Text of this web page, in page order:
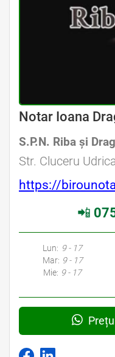
Avocat Specializat în Drept Civil • Avocat
Notar Ioana
S.P.N. Riba şi
Avocat Specializat în Drept Civil • Avocat Specializat în Dreptul Familiei
Str. Cluceru
https://
📲
Avocati Bucuresti • Cabinete Avocatura Bucuresti • Avocati
Lun: 9 - 17
Mar: 9 - 17
Mie: 9 - 17